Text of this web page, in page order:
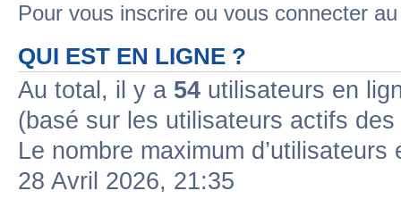
Pour vous inscrire ou vous connecter
QUI EST EN LIGNE ?
Au total, il y a 54 utilisateurs en
(basé sur les utilisateurs actifs
Le nombre maximum
28 Avril 2026, 21:35